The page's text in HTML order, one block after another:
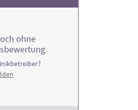
ohne